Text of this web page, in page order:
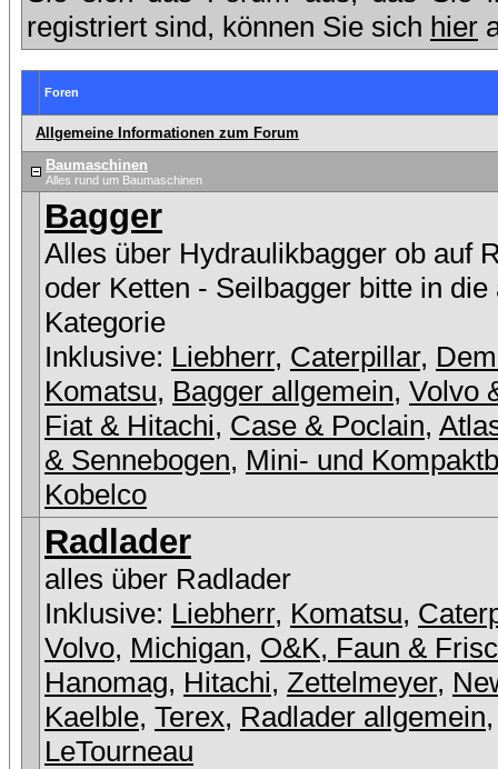
registriert sind, können Sie sich hier
Foren
Allgemeine Informationen zum Forum
Baumaschinen
Alles rund um Baumaschinen
Bagger
Alles über Hydraulikbagger ob auf
oder Ketten - Seilbagger bitte in die
Kategorie
Inklusive: Liebherr, Caterpillar,
Komatsu, Bagger allgemein, Volvo
Fiat & Hitachi, Case & Poclain,
& Sennebogen, Mini- und
Kobelco
Radlader
alles über Radlader
Inklusive: Liebherr, Komatsu,
Volvo, Michigan, O&K, Faun &
Hanomag, Hitachi, Zettelmeyer,
Kaelble, Terex, Radlader allgemein,
LeTourneau